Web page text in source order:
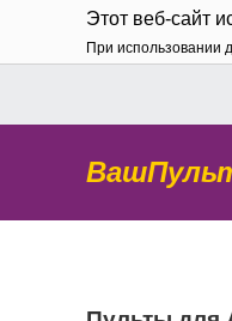
Этот веб-сайт
При использовании